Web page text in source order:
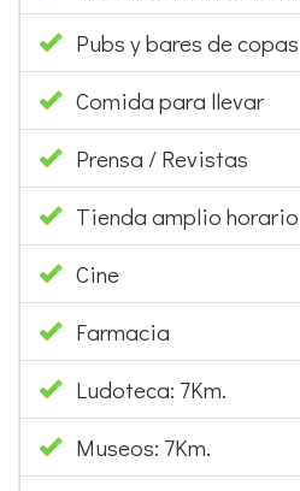
Tienda amplio horario
Cine
Farmacia
Ludoteca: 7Km.
Museos: 7Km.
Hospital: 18Km
Teatro: 7Km
Parque: 200m